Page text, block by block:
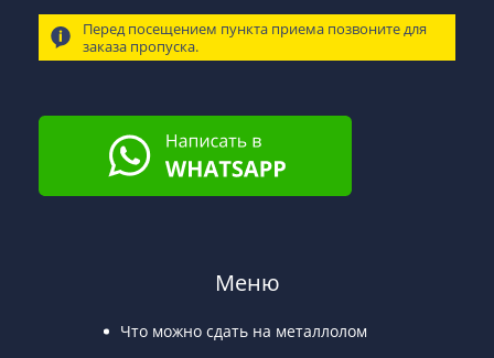
Перед посещением пункта приема позвоните для
заказа пропуска.
Меню
Что можно сдать на металлолом